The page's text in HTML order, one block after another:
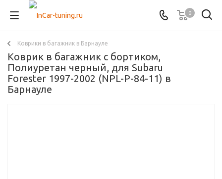
0
Коврики в багажник в Барнауле
Коврик в багажник с бортиком,
Полиуретан черный, для Subaru
Forester 1997-2002 (NPL-P-84-11) в
Барнауле